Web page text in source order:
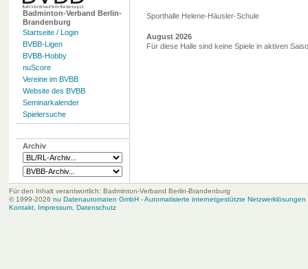
Badminton-Verband Berlin-
Brandenburg
Startseite / Login
BVBB-Ligen
BVBB-Hobby
nuScore
Vereine im BVBB
Website des BVBB
Seminarkalender
Spielersuche
Archiv
Sporthalle Helene-Häusler-Schule
August 2026
Für diese Halle sind keine Spiele in aktiven
Für den Inhalt verantwortlich: Badminton-Verband Berlin-Brandenburg
© 1999-2026 nu Datenautomaten GmbH - Automatisierte internetgestützte Netzwerklösungen
Kontakt, Impressum, Datenschutz